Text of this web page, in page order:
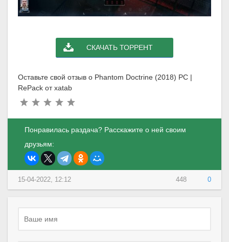
СКАЧАТЬ ТОРРЕНТ
Оставьте свой отзыв о Phantom Doctrine (2018) PC |
RePack от xatab
Понравилась раздача? Расскажите о ней своим
друзьям:
448 0
15-04-2022, 12:12